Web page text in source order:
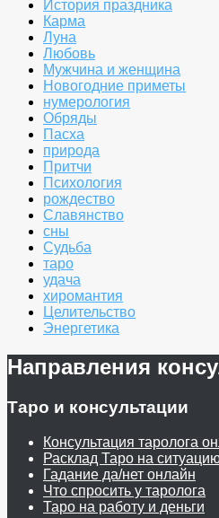
История праздника
Карма
Луна
Любовь
Мужчина и женщина
Новогодние приметы
нумерология
Обряды
Пасха
природа
Притчи
Психология
рождество
Славянство
сны
Судьба
таро
удача
хиромантия
Целительство
Энергетика
Направления
Таро и консультации
Консультация таролога
Расклад Таро на
Гадание да/нет онлайн
Что спросить у таролога
Таро на работу и деньги